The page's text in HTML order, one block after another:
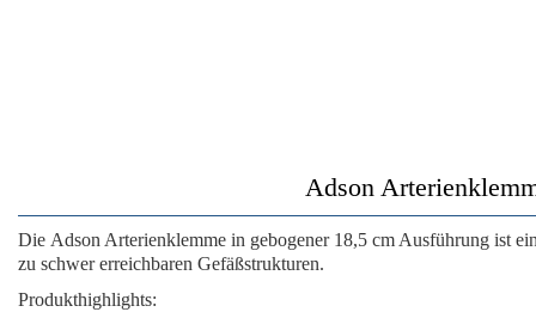
Adson
Die Adson Arterienklemme in gebogener 18,5 cm Ausführung ist
zu schwer erreichbaren Gefäßstrukturen.
Produkthighlights: